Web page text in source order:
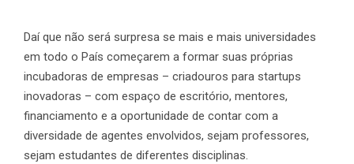
Daí que não será surpresa se mais e mais universidades
em todo o País começarem a formar suas próprias
incubadoras de empresas – criadouros para startups
inovadoras – com espaço de escritório, mentores,
financiamento e a oportunidade de contar com a
diversidade de agentes envolvidos, sejam professores,
sejam estudantes de diferentes disciplinas.